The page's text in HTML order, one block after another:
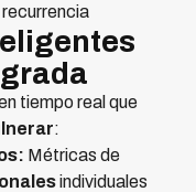
tiempo real que
:
Métricas de
individuales